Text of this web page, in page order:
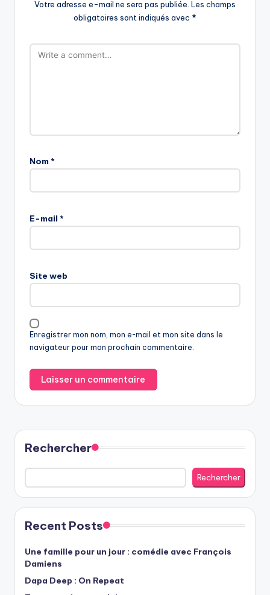
Votre adresse e-mail ne sera pas publiée. Les champs
obligatoires sont indiqués avec *
Nom *
E-mail *
Site web
Enregistrer mon nom, mon e-mail et mon site dans le
navigateur pour mon prochain commentaire.
Rechercher
Rechercher
Recent Posts
Une famille pour un jour : comédie avec François
Damiens
Dapa Deep : On Repeat